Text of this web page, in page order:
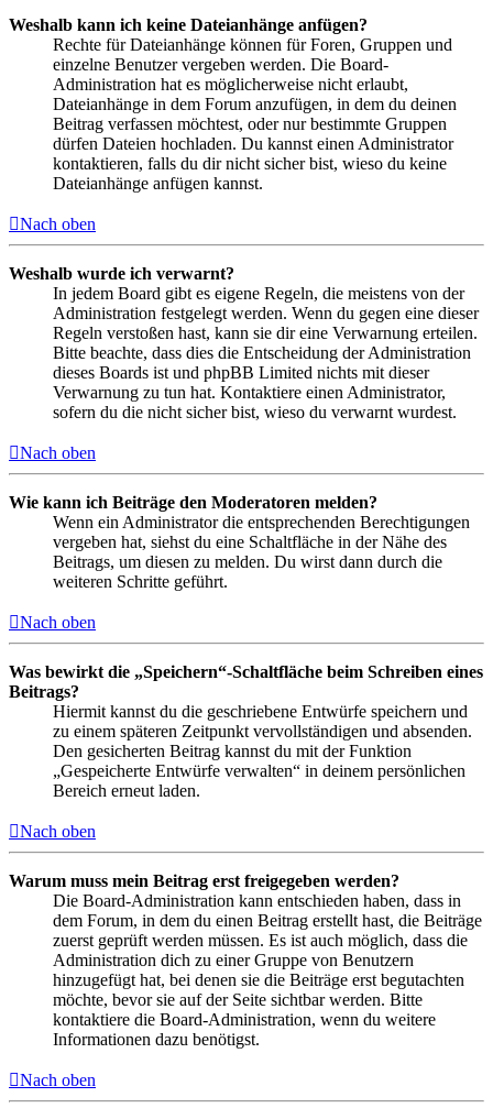
Weshalb kann ich keine Dateianhänge anfügen?
Rechte für Dateianhänge können für Foren, Gruppen und
einzelne Benutzer vergeben werden. Die Board-
Administration hat es möglicherweise nicht erlaubt,
Dateianhänge in dem Forum anzufügen, in dem du deinen
Beitrag verfassen möchtest, oder nur bestimmte Gruppen
dürfen Dateien hochladen. Du kannst einen Administrator
kontaktieren, falls du dir nicht sicher bist, wieso du keine
Dateianhänge anfügen kannst.
Nach oben
Weshalb wurde ich verwarnt?
In jedem Board gibt es eigene Regeln, die meistens von der
Administration festgelegt werden. Wenn du gegen eine dieser
Regeln verstoßen hast, kann sie dir eine Verwarnung erteilen.
Bitte beachte, dass dies die Entscheidung der Administration
dieses Boards ist und phpBB Limited nichts mit dieser
Verwarnung zu tun hat. Kontaktiere einen Administrator,
sofern du die nicht sicher bist, wieso du verwarnt wurdest.
Nach oben
Wie kann ich Beiträge den Moderatoren melden?
Wenn ein Administrator die entsprechenden Berechtigungen
vergeben hat, siehst du eine Schaltfläche in der Nähe des
Beitrags, um diesen zu melden. Du wirst dann durch die
weiteren Schritte geführt.
Nach oben
Was bewirkt die „Speichern“-Schaltfläche beim Schreiben eines
Beitrags?
Hiermit kannst du die geschriebene Entwürfe speichern und
zu einem späteren Zeitpunkt vervollständigen und absenden.
Den gesicherten Beitrag kannst du mit der Funktion
„Gespeicherte Entwürfe verwalten“ in deinem persönlichen
Bereich erneut laden.
Nach oben
Warum muss mein Beitrag erst freigegeben werden?
Die Board-Administration kann entschieden haben, dass in
dem Forum, in dem du einen Beitrag erstellt hast, die Beiträge
zuerst geprüft werden müssen. Es ist auch möglich, dass die
Administration dich zu einer Gruppe von Benutzern
hinzugefügt hat, bei denen sie die Beiträge erst begutachten
möchte, bevor sie auf der Seite sichtbar werden. Bitte
kontaktiere die Board-Administration, wenn du weitere
Informationen dazu benötigst.
Nach oben